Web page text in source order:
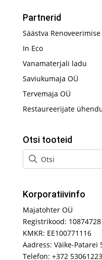
Partnerid
Säästva
In Eco
Vanamaterjali ladu
Saviukumaja OÜ
Tervemaja OÜ
Restaureerijate
Otsi tooteid
Korporatiivinfo
Majatohter OÜ
Registrikood: 10874728
KMKR: EE100771116
Aadress: Väike-Patarei
Telefon: +372 53061223